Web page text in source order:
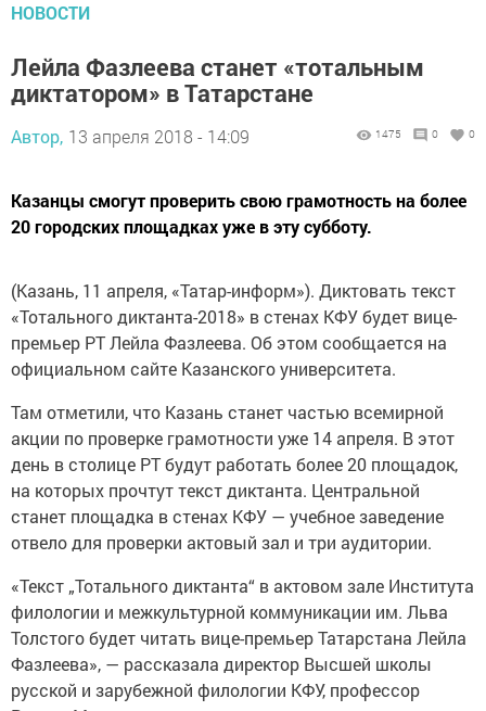
НОВОСТИ
Лейла Фазлеева станет «тотальным
диктатором» в Татарстане
Автор, 13 апреля 2018 - 14:09 1475 0 0
Казанцы смогут проверить свою грамотность на более
20 городских площадках уже в эту субботу.
(Казань, 11 апреля, «Татар-информ»). Диктовать текст
«Тотального диктанта-2018» в стенах КФУ будет вице-
премьер РТ Лейла Фазлеева. Об этом сообщается на
официальном сайте Казанского университета.
Там отметили, что Казань станет частью всемирной
акции по проверке грамотности уже 14 апреля. В этот
день в столице РТ будут работать более 20 площадок,
на которых прочтут текст диктанта. Центральной
станет площадка в стенах КФУ — учебное заведение
отвело для проверки актовый зал и три аудитории.
«Текст „Тотального диктанта“ в актовом зале Института
филологии и межкультурной коммуникации им. Льва
Толстого будет читать вице-премьер Татарстана Лейла
Фазлеева», — рассказала директор Высшей школы
русской и зарубежной филологии КФУ, профессор